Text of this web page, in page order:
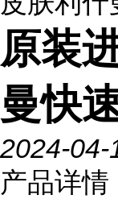
原装
曼快
2024-04-
产品详情